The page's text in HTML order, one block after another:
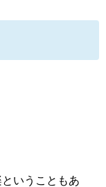
いうこともあ